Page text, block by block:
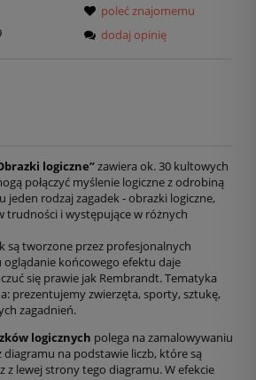
poleć znajomemu
dodaj opinię
logiczne”zawiera ok. 30 kultowych
połączyć myślenie logiczne z odrobiną
jeden rodzaj zagadek - obrazki logiczne,
trudności i występujące w różnych
są tworzone przez profesjonalnych
końcowego efektu daje
się prawie jak Rembrandt. Tematyka
prezentujemy zwierzęta, sporty, sztukę,
zagadnień.
logicznych polega na zamalowywaniu
na podstawie liczb, które są
z lewej strony tego diagramu. W efekcie